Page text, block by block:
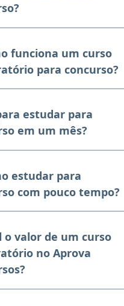
funciona um curso
para concurso?
estudar para
em um mês?
estudar para
com pouco tempo?
o valor de um curso
no Aprova